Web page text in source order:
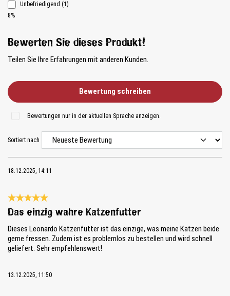
Unbefriedigend (1)
8%
Bewerten Sie dieses Produkt!
Teilen Sie Ihre Erfahrungen mit anderen Kunden.
Bewertung schreiben
Bewertungen nur in der aktuellen Sprache anzeigen.
Sortiert nach
18.12.2025, 14:11
Bewertung mit 5 von 5 Sternen
Das einzig wahre Katzenfutter
Dieses Leonardo Katzenfutter ist das einzige, was meine Katzen beide
gerne fressen. Zudem ist es problemlos zu bestellen und wird schnell
geliefert. Sehr empfehlenswert!
13.12.2025, 11:50